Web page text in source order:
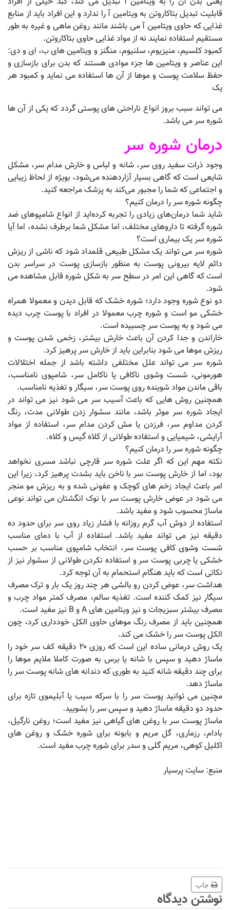
قابلیت تبدیل بتاکاروتن به ویتامین آ را ندارد و این افراد باید از منابع
غذایی که حاوی ویتامین آ می باشند مانند روغن ماهی و غیره به طور
مستقیم استفاده نمایند نه از مواد غذایی حاوی بتاکاروتن.
کمبود کلسیم، منیزیوم، سلنیوم، منگنز و ویتامین های ب، ای و دی:
این عناصر و ویتامین ها جزء موادی هستند که بدن برای بازسازی و
حفظ سلامت پوست و موها از آن ها استفاده می نماید و کمبود هر
یک
می تواند سبب بروز انواع ناراحتی های پوستی گردد که یکی از آن ها
شوره سر می باشد.
درمان شوره سر
وجود ذرات سفید روی سر، شانه و لباس و خارش مدام سر، مشکل
شایعی است که گاهی بسیار آزاردهنده می‌شود، بویژه از لحاظ زیبایی
و اجتماعی که شما را مجبور می‌کند به پزشک مراجعه کنید.
چگونه شوره سر را درمان کنیم؟
شاید شما درمان‌های زیادی را تجربه کرده‌اید از انواع شامپوهای ضد
شوره گرفته تا داروهای مختلف، اما مشکل شما برطرف نشده، اما آیا
شوره سر یک بیماری است؟
شوره سر می تواند یک مشکل طبیعی قلمداد شود که ناشی از ریزش
دائم لایه بیرونی پوست به منظور بازسازی پوست در سراسر بدن
است که گاهی این امر در سطح سر به شکل شوره قابل مشاهده می
شود.
دو نوع شوره وجود دارد؛ شوره خشک که قابل دیدن و معمولا همراه
خشکی مو است و شوره چرب معمولا در افراد با پوست چرب دیده
می شود و به پوست سر چسبیده است.
خاراندن و جدا کردن آن باعث خارش بیشتر، زخمی شدن پوست و
ریزش موها می شود بنابراین باید از خارش سر پرهیز کرد.
شوره سر می تواند علل مختلفی داشته باشد از جمله اختلالات
هورمونی، شست وشوی ناکافی یا ناکامل سر، شامپوی نامناسب،
باقی ماندن مواد شوینده روی پوست سر، سیگار و تغذیه نامناسب.
همچنین روش هایی که باعث آسیب سر می شود نیز می تواند در
ایجاد شوره سر موثر باشد، مانند سشوار زدن طولانی مدت، رنگ
کردن مداوم سر، فرزدن یا مش کردن مدام سر، استفاده از مواد
آرایشی، شیمیایی و استفاده طولانی از کلاه گیس و کلاه.
چگونه شوره سر را درمان کنیم؟
نکته مهم این که اگر علت شوره سر قارچی نباشد مسری نخواهد
بود، اما از خارش پوست سر با ناخن باید بشدت پرهیز کرد، زیرا این
امر باعث ایجاد زخم های کوچک و عفونی شده و به ریزش مو منجر
می شود در عوض خارش پوست سر با نوک انگشتان می تواند نوعی
ماساژ محسوب شود و مفید باشد.
استفاده از دوش آب گرم روزانه با فشار زیاد روی سر برای حدود ده
دقیقه نیز می تواند مفید باشد. استفاده از آب با دمای مناسب
شست وشوی کافی پوست سر، انتخاب شامپوی مناسب بر حسب
خشکی یا چربی پوست سر و استفاده نکردن طولانی از سشوار نیز از
نکاتی است که باید هنگام استحمام به آن توجه کرد.
هداشت سر، عوض کردن رو بالشی هر چند روز یک بار و ترک مصرف
سیگار نیز کمک کننده است. تغذیه سالم، مصرف کمتر مواد چرب و
مصرف بیشتر سبزیجات و نیز ویتامین های A و B نیز مفید است.
همچنین باید از مصرف رنگ موهای حاوی الکل خودداری کرد، چون
الکل پوست سر را خشک می کند.
یک روش درمانی ساده این است که روزی ۲۰ دقیقه کف سر خود را
ماساژ دهید و سپس با شانه یا برس به صورت کاملا ملایم موها را
برای چند دقیقه شانه کنید به طوری که دندانه های شانه پوست سر را
ماساژ دهد.
مچنین می توانید پوست سر را با سرکه سیب یا آبلیموی تازه برای
حدود دو دقیقه ماساژ دهید و سپس سر را بشویید.
ماساژ پوست سر با روغن های گیاهی نیز مفید است؛ روغن نارگیل،
بادام، رزماری، گل مریم و بابونه برای شوره خشک و روغن های
اکلیل کوهی، مریم گلی و سدر برای شوره چرب مفید است.
منبع: سایت پرسیار
چاپ
نوشتن دیدگاه